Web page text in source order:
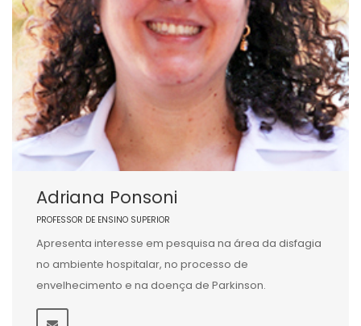
Adriana Ponsoni
PROFESSOR DE ENSINO SUPERIOR
Apresenta interesse em pesquisa na área da disfagia
no ambiente hospitalar, no processo de
envelhecimento e na doença de Parkinson.